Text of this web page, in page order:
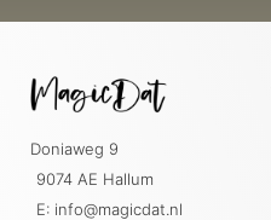
Doniaweg 9
9074 AE Hallum
E: info@magicdat.nl